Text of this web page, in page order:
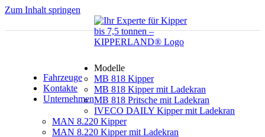
Zum Inhalt springen
Fahrzeuge
Kontakte
Unternehmen
Modelle
MB 818 Kipper
MB 818 Kipper mit Ladekran
MB 818 Pritsche mit Ladekran
IVECO DAILY Kipper mit Ladekran
MAN 8.220 Kipper
MAN 8.220 Kipper mit Ladekran